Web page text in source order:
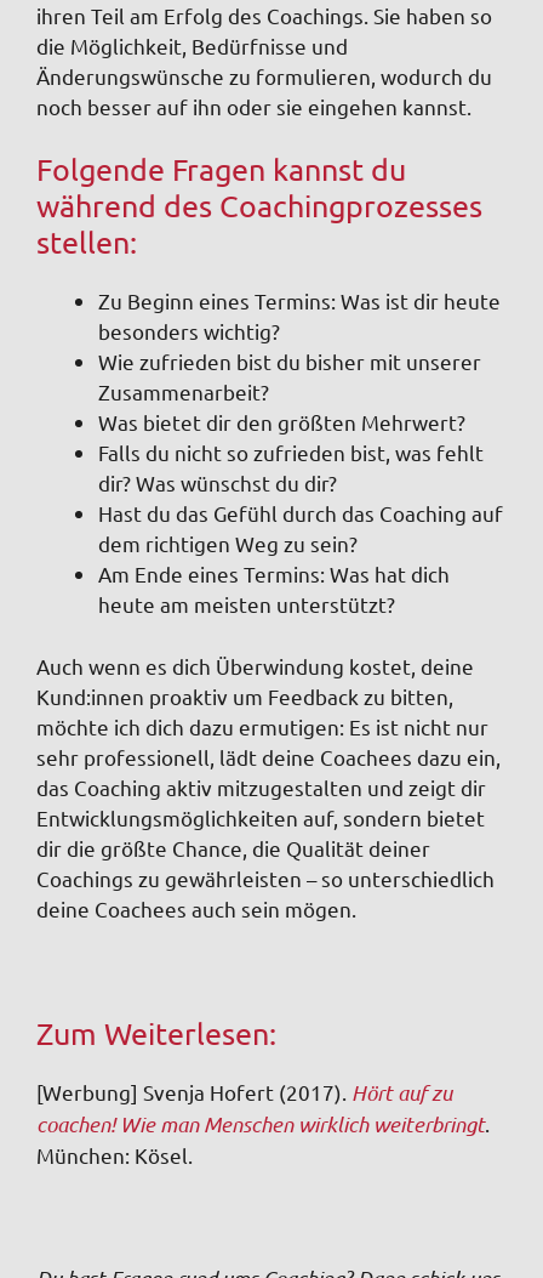
ihren Teil am Erfolg des Coachings. Sie haben so
die Möglichkeit, Bedürfnisse und
Änderungswünsche zu formulieren, wodurch du
noch besser auf ihn oder sie eingehen kannst.
Folgende Fragen kannst du
während des Coachingprozesses
stellen:
Zu Beginn eines Termins: Was ist dir heute
besonders wichtig?
Wie zufrieden bist du bisher mit unserer
Zusammenarbeit?
Was bietet dir den größten Mehrwert?
Falls du nicht so zufrieden bist, was fehlt
dir? Was wünschst du dir?
Hast du das Gefühl durch das Coaching auf
dem richtigen Weg zu sein?
Am Ende eines Termins: Was hat dich
heute am meisten unterstützt?
Auch wenn es dich Überwindung kostet, deine
Kund:innen proaktiv um Feedback zu bitten,
möchte ich dich dazu ermutigen: Es ist nicht nur
sehr professionell, lädt deine Coachees dazu ein,
das Coaching aktiv mitzugestalten und zeigt dir
Entwicklungsmöglichkeiten auf, sondern bietet
dir die größte Chance, die Qualität deiner
Coachings zu gewährleisten – so unterschiedlich
deine Coachees auch sein mögen.
Zum Weiterlesen:
[Werbung] Svenja Hofert (2017). Hört auf zu
coachen! Wie man Menschen wirklich weiterbringt.
München: Kösel.